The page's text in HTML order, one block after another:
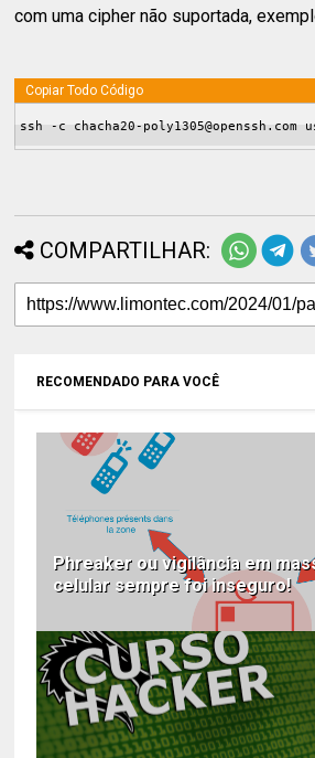
com uma cipher não suportada,
Copiar Todo Código
ssh -c chacha20-poly1305@openssh.com
COMPARTILHAR:
RECOMENDADO PARA VOCÊ
Phreaker ou vigilância em
celular sempre foi inseguro!